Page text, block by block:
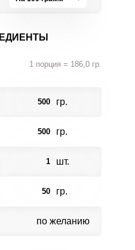
1 порция = 186,0 гр.
500 гр.
500 гр.
1 шт.
50 гр.
по желанию